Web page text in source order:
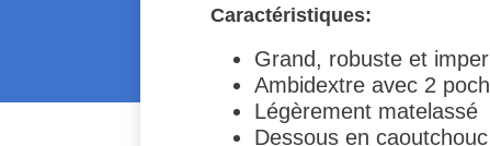
Caractéristiques:
Grand, robuste et
Ambidextre avec 2
Légèrement matelassé
Dessous en caoutchouc